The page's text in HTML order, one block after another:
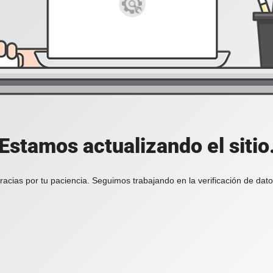
actualizando el
por tu paciencia. Seguimos trabajando en la verificación de